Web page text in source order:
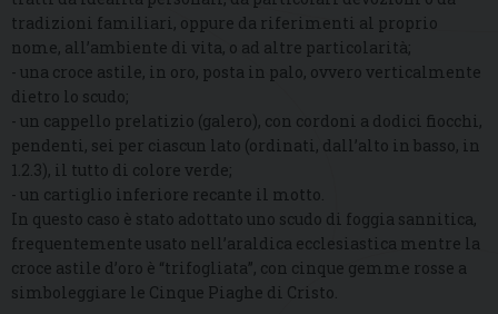
tradizioni familiari, oppure da riferimenti al proprio
nome, all’ambiente di vita, o ad altre particolarità;
- una croce astile, in oro, posta in palo, ovvero verticalmente
dietro lo scudo;
- un cappello prelatizio (galero), con cordoni a dodici fiocchi,
pendenti, sei per ciascun lato (ordinati, dall’alto in basso, in
1.2.3), il tutto di colore verde;
- un cartiglio inferiore recante il motto.
In questo caso è stato adottato uno scudo di foggia sannitica,
frequentemente usato nell’araldica ecclesiastica mentre la
croce astile d’oro è “trifogliata”, con cinque gemme rosse a
simboleggiare le Cinque Piaghe di Cristo.